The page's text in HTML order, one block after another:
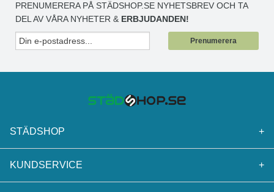
PRENUMERERA PÅ STÄDSHOP.SE NYHETSBREV OCH TA
DEL AV VÅRA NYHETER & ERBJUDANDEN!
Prenumerera
STÄDSHOP +
KUNDSERVICE +